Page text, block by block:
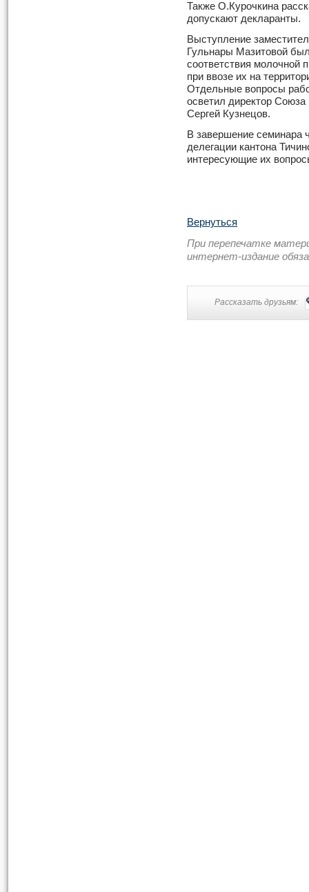
Также О.Курочкина
допускают декларанты.
Выступление
Гульнары Мазитовой
соответствия молочной
при ввозе их на
Отдельные вопросы
осветил директор
Сергей Кузнецов.
В завершение семинара
делегации кантона
интересующие их
Вернуться
При перепечатке
интернет-издание
Рассказать друзьям: